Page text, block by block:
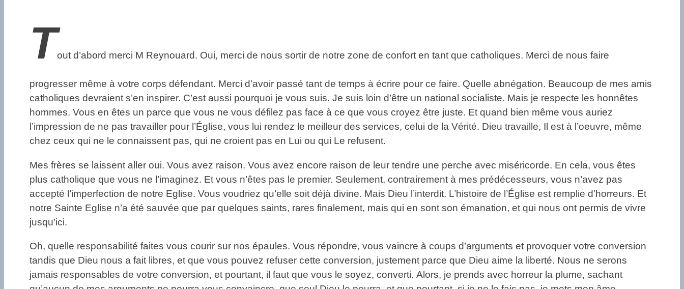
Tout d’abord merci M Reynouard. Oui, merci de nous sortir de notre zone de confort en tant que catholiques. Merci de nous faire
progresser même à votre corps défendant. Merci d’avoir passé tant de temps à écrire pour ce faire. Quelle abnégation. Beaucoup de mes amis
catholiques devraient s’en inspirer. C’est aussi pourquoi je vous suis. Je suis loin d’être un national socialiste. Mais je respecte les honnêtes
hommes. Vous en êtes un parce que vous ne vous défilez pas face à ce que vous croyez être juste. Et quand bien même vous auriez
l’impression de ne pas travailler pour l’Église, vous lui rendez le meilleur des services, celui de la Vérité. Dieu travaille, Il est à l’oeuvre, même
chez ceux qui ne le connaissent pas, qui ne croient pas en Lui ou qui Le refusent.
Mes frères se laissent aller oui. Vous avez raison. Vous avez encore raison de leur tendre une perche avec miséricorde. En cela, vous êtes
plus catholique que vous ne l’imaginez. Et vous n’êtes pas le premier. Seulement, contrairement à mes prédécesseurs, vous n’avez pas
accepté l’imperfection de notre Eglise. Vous voudriez qu’elle soit déjà divine. Mais Dieu l’interdit. L’histoire de l’Église est remplie d’horreurs. Et
notre Sainte Eglise n’a été sauvée que par quelques saints, rares finalement, mais qui en sont son émanation, et qui nous ont permis de vivre
jusqu’ici.
Oh, quelle responsabilité faites vous courir sur nos épaules. Vous répondre, vous vaincre à coups d’arguments et provoquer votre conversion
tandis que Dieu nous a fait libres, et que vous pouvez refuser cette conversion, justement parce que Dieu aime la liberté. Nous ne serons
jamais responsables de votre conversion, et pourtant, il faut que vous le soyez, converti. Alors, je prends avec horreur la plume, sachant